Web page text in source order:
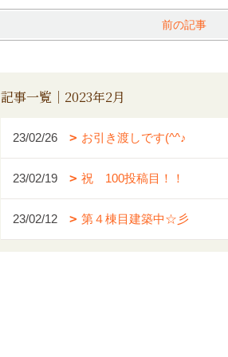
前の記事
記事一覧｜2023年2月
23/02/26 お引き渡しです(^^♪
23/02/19 祝 100投稿目！！
23/02/12 第４棟目建築中☆彡